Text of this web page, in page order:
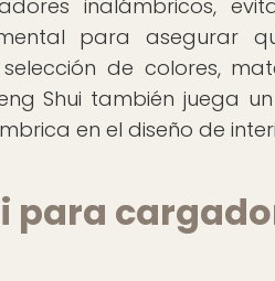
inalámbricos,
para asegurar
de colores,
Shui también juega
en el diseño de
para